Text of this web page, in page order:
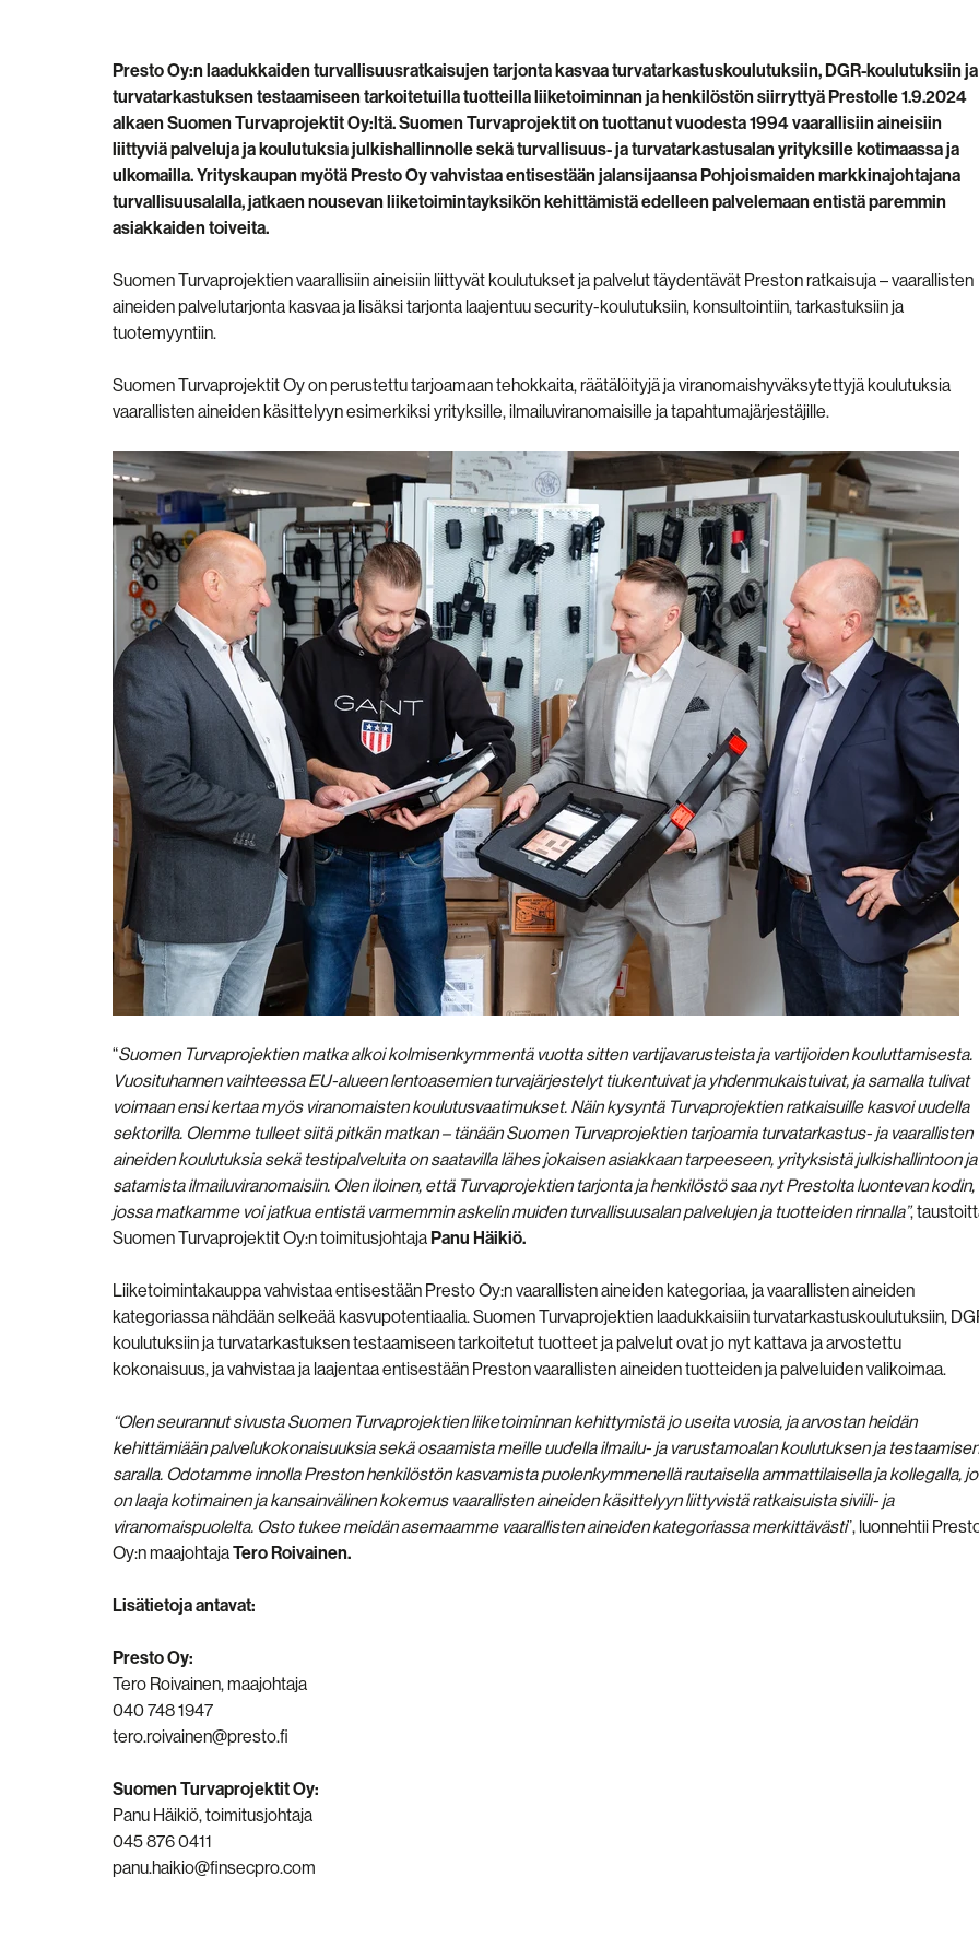
Presto Oy:n laadukkaiden turvallisuusratkaisujen tarjonta kasvaa turvatarkastuskoulutuksiin, DGR-koulutuksiin ja
turvatarkastuksen testaamiseen tarkoitetuilla tuotteilla liiketoiminnan ja henkilöstön siirryttyä Prestolle1.9.2024
alkaen Suomen Turvaprojektit Oy:ltä. Suomen Turvaprojektit on tuottanut vuodesta 1994 vaarallisiin aineisiin
liittyviäpalveluja ja koulutuksia julkishallinnolle sekä turvallisuus- ja turvatarkastusalan yrityksille kotimaassa ja
ulkomailla. Yrityskaupan myötä Presto Oy vahvistaa entisestään jalansijaansa Pohjoismaiden markkinajohtajana
turvallisuusalalla, jatkaen nousevan liiketoimintayksikön kehittämistä edelleen palvelemaan entistä paremmin
asiakkaiden toiveita.
Suomen Turvaprojektien vaarallisiin aineisiin liittyvät koulutukset ja palvelut täydentävät Preston ratkaisuja – vaarallisten
aineiden palvelutarjonta kasvaa ja lisäksi tarjonta laajentuu security-koulutuksiin, konsultointiin, tarkastuksiin ja
tuotemyyntiin.
Suomen Turvaprojektit Oy on perustettu tarjoamaan tehokkaita, räätälöityjä ja viranomaishyväksytettyjä koulutuksia
vaarallisten aineiden käsittelyyn esimerkiksi yrityksille, ilmailuviranomaisille ja tapahtumajärjestäjille.
“Suomen Turvaprojektien matka alkoi kolmisenkymmentä vuotta sitten vartijavarusteista ja vartijoiden kouluttamisesta.
Vuosituhannen vaihteessa EU-alueen lentoasemien turvajärjestelyt tiukentuivat ja yhdenmukaistuivat, ja samalla tulivat
voimaan ensi kertaa myös viranomaisten koulutusvaatimukset. Näin kysyntä Turvaprojektien ratkaisuille kasvoi uudella
sektorilla. Olemme tulleet siitä pitkän matkan – tänään Suomen Turvaprojektien tarjoamia turvatarkastus- ja vaarallisten
aineiden koulutuksia sekä testipalveluita on saatavilla lähes jokaisen asiakkaan tarpeeseen, yrityksistä julkishallintoon ja
satamista ilmailuviranomaisiin. Olen iloinen, että Turvaprojektien tarjonta ja henkilöstö saa nyt Prestolta luontevan kodin,
jossa matkamme voi jatkua entistä varmemmin askelin muiden turvallisuusalan palvelujen ja tuotteiden rinnalla”,
Suomen Turvaprojektit Oy:n toimitusjohtajaPanu Häikiö.
Liiketoimintakauppa vahvistaa entisestään Presto Oy:n vaarallisten aineiden kategoriaa, ja vaarallisten aineiden
kategoriassa nähdään selkeää kasvupotentiaalia. Suomen Turvaprojektien laadukkaisiin turvatarkastuskoulutuksiin,
koulutuksiin ja turvatarkastuksen testaamiseen tarkoitetut tuotteet ja palvelut ovat jo nyt kattava ja arvostettu
kokonaisuus, ja vahvistaa ja laajentaa entisestään Preston vaarallisten aineiden tuotteiden ja palveluiden valikoimaa.
“Olen seurannut sivusta Suomen Turvaprojektien liiketoiminnan kehittymistä jo useita vuosia, ja arvostan heidän
kehittämiään palvelukokonaisuuksia sekä osaamista meille uudella ilmailu- ja varustamoalan koulutuksen ja testaamisen
saralla. Odotamme innolla Preston henkilöstön kasvamista puolenkymmenellä rautaisella ammattilaisella ja kollegalla,
on laaja kotimainen ja kansainvälinen kokemus vaarallisten aineiden käsittelyyn liittyvistä ratkaisuista siviili- ja
viranomaispuolelta. Osto tukee meidän asemaamme vaarallisten aineiden kategoriassa merkittävästi”, luonnehtii
Oy:n maajohtajaTero Roivainen.
Lisätietoja antavat:
Presto Oy:
Tero Roivainen, maajohtaja
040 748 1947
tero.roivainen@presto.fi
Suomen Turvaprojektit Oy:
Panu Häikiö, toimitusjohtaja
045 876 0411
panu.haikio@finsecpro.com